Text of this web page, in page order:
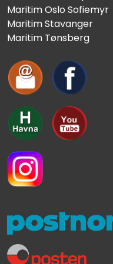
Maritim Oslo Sofiemyr
Maritim Stavanger
Maritim Tønsberg